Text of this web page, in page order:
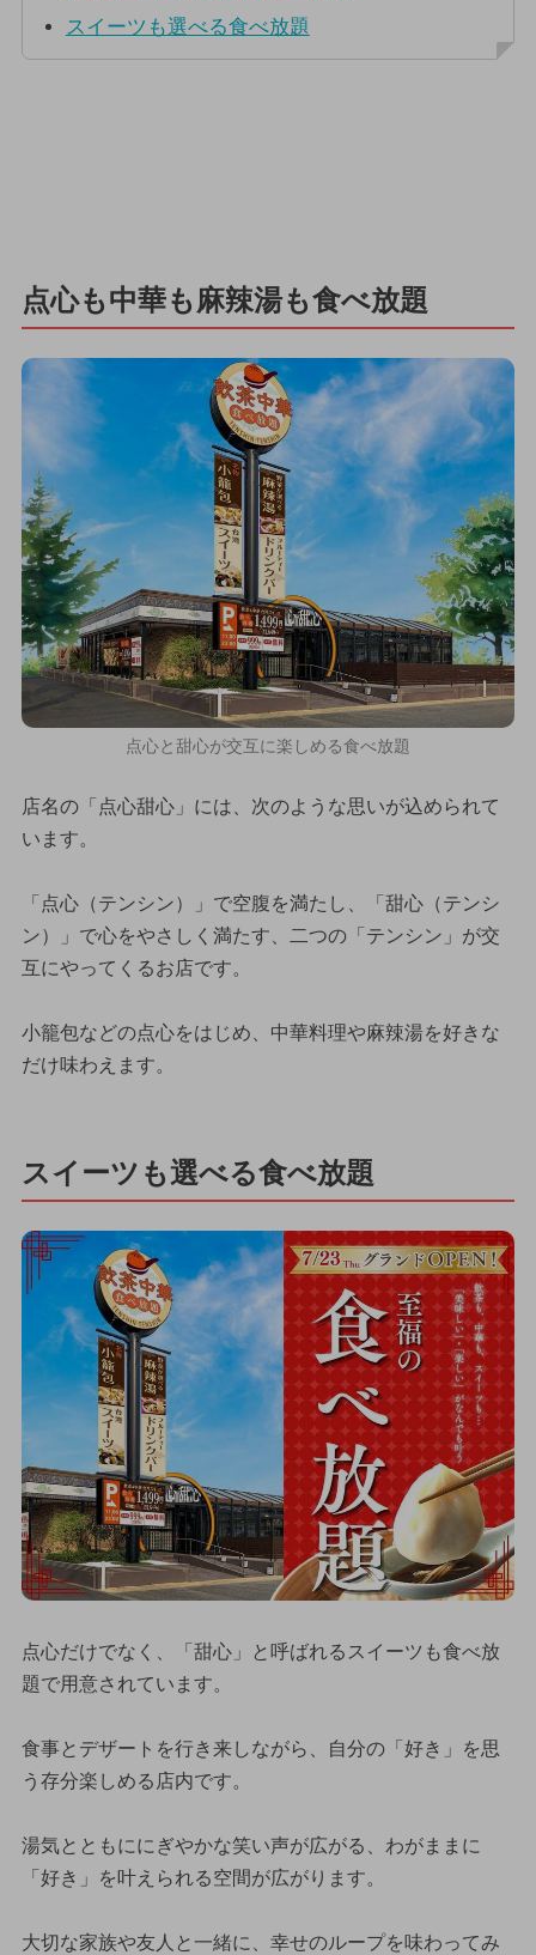
スイーツも選べる食べ放題
点心も中華も麻辣湯も食べ放題
点心と甜心が交互に楽しめる食べ放題
店名の「点心甜心」には、次のような思いが込められて
います。
「点心（テンシン）」で空腹を満たし、「甜心（テンシ
ン）」で心をやさしく満たす、二つの「テンシン」が交
互にやってくるお店です。
小籠包などの点心をはじめ、中華料理や麻辣湯を好きな
だけ味わえます。
スイーツも選べる食べ放題
点心だけでなく、「甜心」と呼ばれるスイーツも食べ放
題で用意されています。
食事とデザートを行き来しながら、自分の「好き」を思
う存分楽しめる店内です。
湯気とともににぎやかな笑い声が広がる、わがままに
「好き」を叶えられる空間が広がります。
大切な家族や友人と一緒に、幸せのループを味わってみ